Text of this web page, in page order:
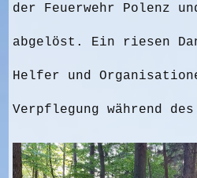
der Feuerwehr Polenz
abgelöst. Ein riesen
Helfer und
Verpflegung während